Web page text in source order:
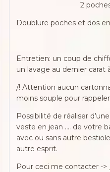
2
Doublure poches et dos
Entretien: un coup de
un lavage au dernier carat
/! Attention aucun
moins souple pour rappeler
Possibilité de réaliser
veste en jean …. de votre
avec ou sans autre
autre esprit.
Pour ceci me contacter ->